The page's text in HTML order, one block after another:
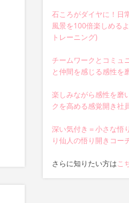
石ころがダイヤに！日
風景を100倍楽しめる
トレーニング)
チームワークとコミュ
と仲間を感じる感性を
楽しみながら感性を磨
クを高める感覚開き社
深い気付き＝小さな悟
り仙人の悟り開きコー
さらに知りたい方はこ